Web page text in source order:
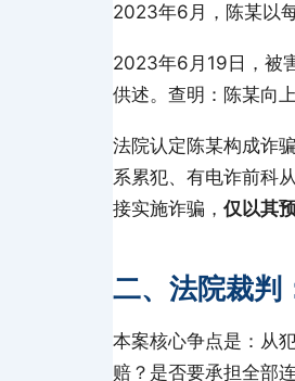
2023年6月，陈某以
2023年6月19日，被
供述。查明：陈某向
法院认定陈某构成诈
系累犯、有电诈前科
接实施诈骗， 仅以其
二、法院裁判
本案核心争点是：从
赔？是否要承担全部